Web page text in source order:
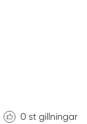
0 st gillningar